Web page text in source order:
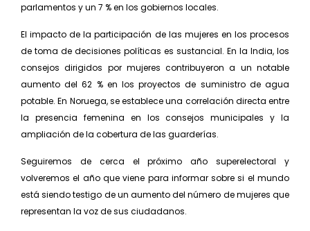
parlamentos y un 7 % en los gobiernos locales.
El impacto de la participación de las mujeres en los procesos
de toma de decisiones políticas es sustancial. En la India, los
consejos dirigidos por mujeres contribuyeron a un notable
aumento del 62 % en los proyectos de suministro de agua
potable. En Noruega, se establece una correlación directa entre
la presencia femenina en los consejos municipales y la
ampliación de la cobertura de las guarderías.
Seguiremos de cerca el próximo año superelectoral y
volveremos el año que viene para informar sobre si el mundo
está siendo testigo de un aumento del número de mujeres que
representan la voz de sus ciudadanos.